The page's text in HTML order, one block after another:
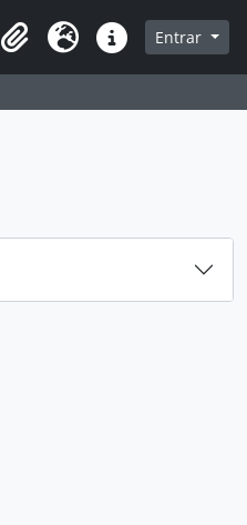
Área de transferência
Idioma Ligações rápidas
Entrar